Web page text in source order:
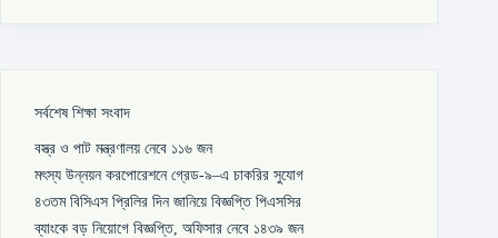
সর্বশেষ শিক্ষা সংবাদ
বস্ত্র ও পাট মন্ত্রণালয় নেবে ১১৬ জন
মৎস্য উন্নয়ন করপোরেশনে গ্রেড-৯–এ চাকরির সুযোগ
৪৩তম বিসিএস প্রিলির দিন জানিয়ে বিজ্ঞপ্তি পিএসসির
ব্যাংকে বড় নিয়োগে বিজ্ঞপ্তি, অফিসার নেবে ১৪৩৯ জন